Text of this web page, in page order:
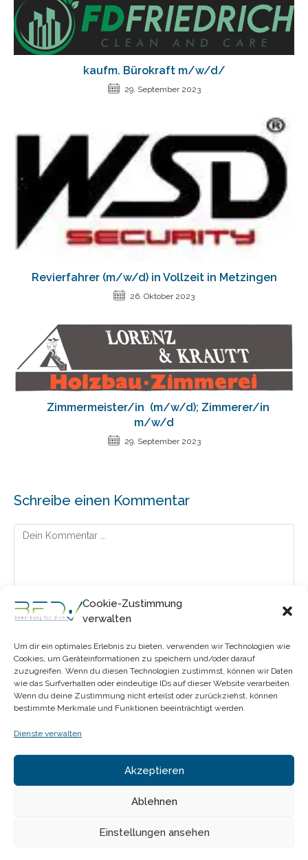
Cookie-Zustimmung
verwalten
Um dir ein optimales Erlebnis zu bieten, verwenden wir Technologien wie
Cookies, um Geräteinformationen zu speichern und/oder darauf
zuzugreifen. Wenn du diesen Technologien zustimmst, können wir Daten
wie das Surfverhalten oder eindeutige IDs auf dieser Website verarbeiten.
Wenn du deine Zustimmung nicht erteilst oder zurückziehst, können
bestimmte Merkmale und Funktionen beeinträchtigt werden.
Dienste verwalten
Akzeptieren
Ablehnen
Einstellungen ansehen
kaufm. Bürokraft m/w/d/
29. September 2023
Revierfahrer (m/w/d) in Vollzeit in Metzingen
26. Oktober 2023
Zimmermeister/in (m/w/d); Zimmerer/in
m/w/d
29. September 2023
Schreibe einen Kommentar
Kommentar
Gib
deinen
Namen
Benutzernamen
Kommentieren
Gib
Mail-
zum
ein
Gib
Website-
ein